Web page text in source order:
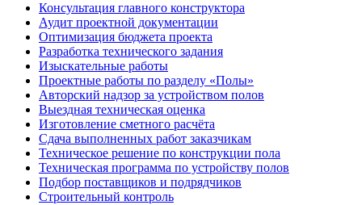
Консультация главного конструктора
Аудит проектной документации
Оптимизация бюджета проекта
Разработка технического задания
Изыскательные работы
Проектные работы по разделу «Полы»
Авторский надзор за устройством полов
Выездная техническая оценка
Изготовление сметного расчёта
Сдача выполненных работ заказчикам
Техническое решение по конструкции пола
Техническая программа по устройству полов
Подбор поставщиков и подрядчиков
Строительный контроль